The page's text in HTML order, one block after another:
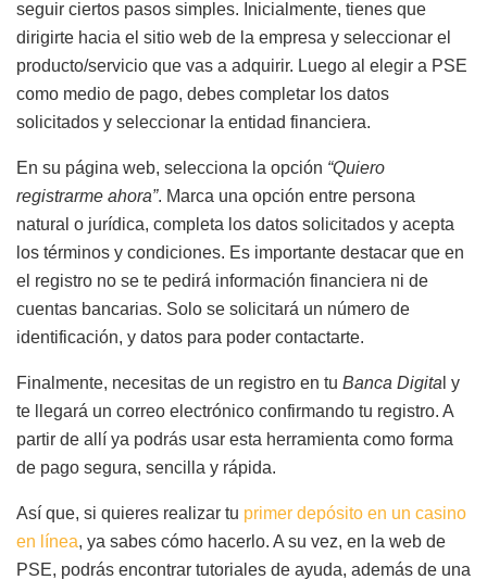
seguir ciertos pasos simples. Inicialmente, tienes que
dirigirte hacia el sitio web de la empresa y seleccionar el
producto/servicio que vas a adquirir. Luego al elegir a PSE
como medio de pago, debes completar los datos
solicitados y seleccionar la entidad financiera.
En su página web, selecciona la opción “Quiero
registrarme ahora”. Marca una opción entre persona
natural o jurídica, completa los datos solicitados y acepta
los términos y condiciones. Es importante destacar que en
el registro no se te pedirá información financiera ni de
cuentas bancarias. Solo se solicitará un número de
identificación, y datos para poder contactarte.
Finalmente, necesitas de un registro en tu Banca Digita l y
te llegará un correo electrónico confirmando tu registro. A
partir de allí ya podrás usar esta herramienta como forma
de pago segura, sencilla y rápida.
Así que, si quieres realizar tu primer depósito en un casino
en línea, ya sabes cómo hacerlo. A su vez, en la web de
PSE, podrás encontrar tutoriales de ayuda, además de una